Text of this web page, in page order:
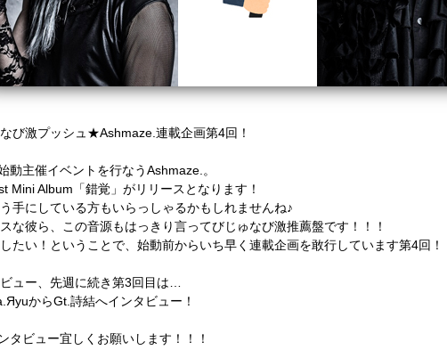
び激プッシュ★Ashmaze.連載企画第4回！
動主催イベントを行なうAshmaze.。
Mini Album「錯覚」がリリースとなります！
手にしている方もいらっしゃるかもしれませんね♪
な彼ら、この音源もはっきり言ってびじゅなび激推薦盤です！！！
たい！ということで、始動前からいち早く連載企画を敢行しています第4回！
ュー、先週に続き第3回目は…
からGt.詩結へインタビュー！
タビュー宜しくお願いします！！！